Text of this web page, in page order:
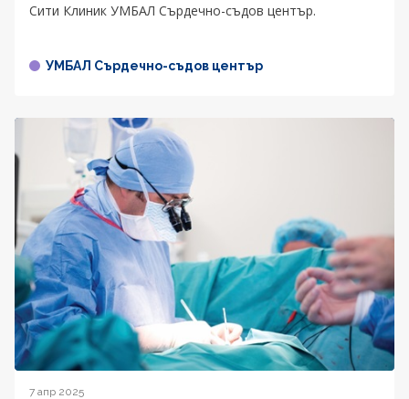
Сити Клиник УМБАЛ Сърдечно-съдов център.
УМБАЛ Сърдечно-съдов център
7 апр 2025